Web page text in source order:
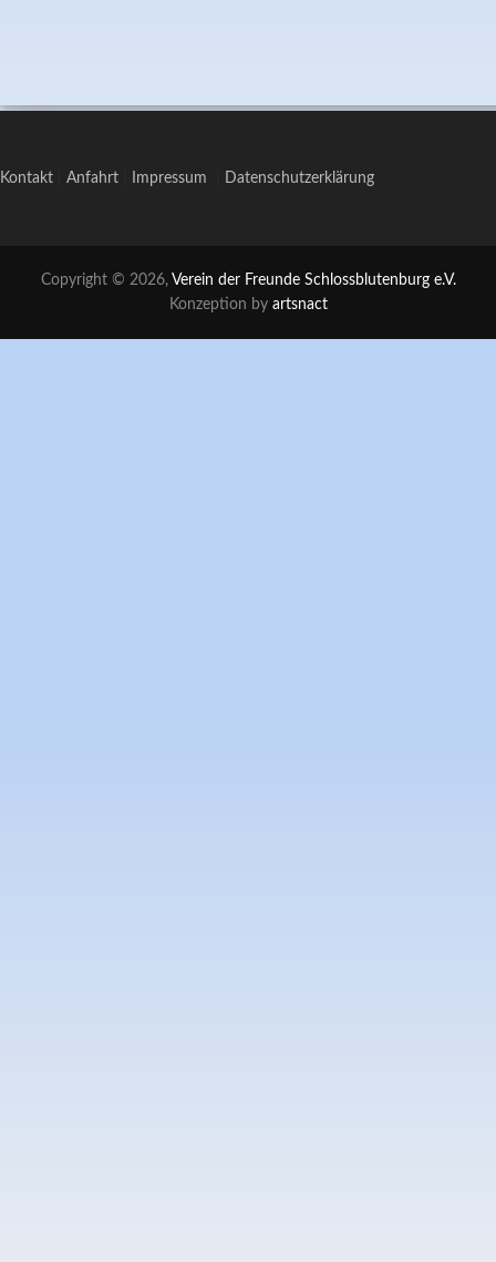
Kontakt Anfahrt Impressum Datenschutzerklärung
Copyright © 2026, Verein der Freunde Schlossblutenburg e.V.
Konzeption by artsnact